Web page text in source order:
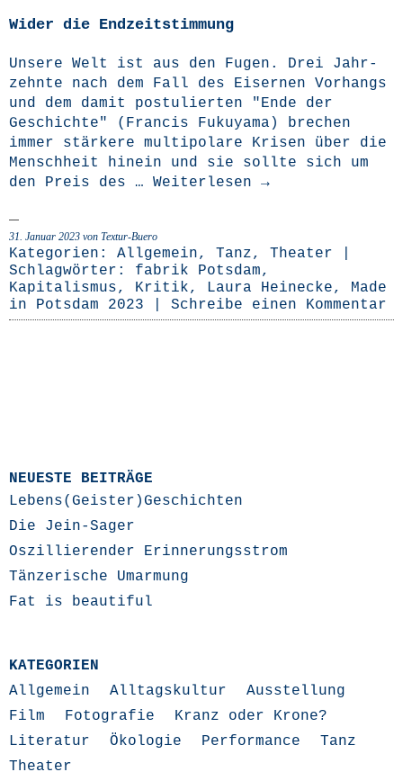
Wider die Endzeitstimmung
Unse­re Welt ist aus den Fugen. Drei Jahr­
zehn­te nach dem Fall des Eiser­nen Vor­hangs
und dem damit pos­tu­lier­ten "Ende der
Geschich­te" (Fran­cis Fuku­ya­ma) bre­chen
immer stär­ke­re mul­ti­po­la­re Kri­sen über die
Mensch­heit hin­ein und sie soll­te sich um
den Preis des … Wei­ter­le­sen →
31. Januar 2023 von Textur-Buero
Kategorien: Allgemein, Tanz, Theater
Schlagwörter: fabrik Potsdam,
Kapitalismus, Kritik, Laura Heinecke, Made
in Potsdam 2023
Schreibe einen Kommentar
NEUESTE BEITRÄGE
Lebens(Geister)Geschichten
Die Jein-Sager
Oszillierender Erinnerungsstrom
Tänzerische Umarmung
Fat is beautiful
KATEGORIEN
Allgemein
Alltagskultur
Ausstellung
Film
Fotografie
Kranz oder Krone?
Literatur
Ökologie Performance
Tanz
Theater